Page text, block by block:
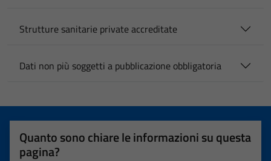
Strutture sanitarie private accreditate
Dati non più soggetti a pubblicazione obbligatoria
Quanto sono chiare le informazioni su questa
pagina?